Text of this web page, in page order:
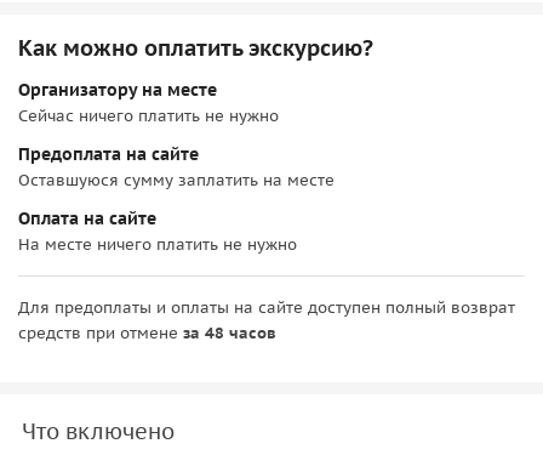
Как можно оплатить экскурсию?
Организатору на месте
Сейчас ничего платить не нужно
Предоплата на сайте
Оставшуюся сумму заплатить на месте
Оплата на сайте
На месте ничего платить не нужно
Для предоплаты и оплаты на сайте доступен полный возврат
средств при отмене за 48 часов
Что включено